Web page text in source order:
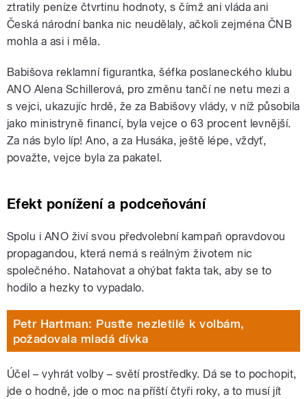
ztratily peníze čtvrtinu hodnoty, s čímž ani vláda ani
Česká národní banka nic neudělaly, ačkoli zejména ČNB
mohla a asi i měla.
Babišova reklamní figurantka, šéfka poslaneckého klubu
ANO Alena Schillerová, pro změnu tančí ne netu mezi a
s vejci, ukazujíc hrdě, že za Babišovy vlády, v níž působila
jako ministryně financí, byla vejce o 63 procent levnější.
Za nás bylo líp! Ano, a za Husáka, ještě lépe, vždyť,
považte, vejce byla za pakatel.
Efekt ponížení a podceňování
Spolu i ANO živí svou předvolební kampaň opravdovou
propagandou, která nemá s reálným životem nic
společného. Natahovat a ohýbat fakta tak, aby se to
hodilo a hezky to vypadalo.
Petr Hartman: Pusťte nezletilé k volbám,
požadovala mladá dívka
Účel – vyhrát volby – světí prostředky. Dá se to pochopit,
jde o hodně, jde o moc na příští čtyři roky, a to musí jít